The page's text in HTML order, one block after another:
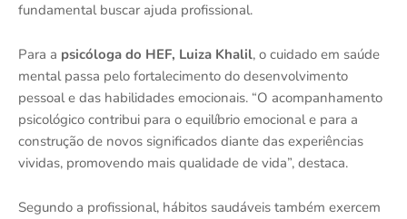
fundamental buscar ajuda profissional.
Para a psicóloga do HEF, Luiza Khalil, o cuidado em saúde
mental passa pelo fortalecimento do desenvolvimento
pessoal e das habilidades emocionais. “O acompanhamento
psicológico contribui para o equilíbrio emocional e para a
construção de novos significados diante das experiências
vividas, promovendo mais qualidade de vida”, destaca.
Segundo a profissional, hábitos saudáveis também exercem